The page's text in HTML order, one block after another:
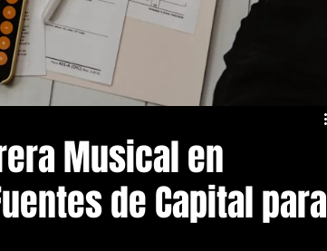
Musical en
de Capital para